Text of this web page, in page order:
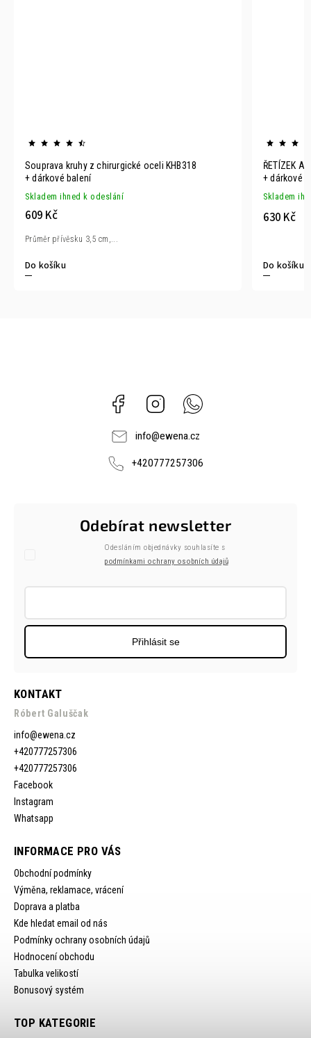
Souprava kruhy z chirurgické oceli KHB318
+ dárkové balení
Skladem ihned k odeslání
609 Kč
Do košíku
Průměr přívěsku 3,5 cm,...
ŘETÍZEK A
+ dárkové
Skladem
630 Kč
Do košíku
Facebook Instagram
info@ewena.cz
+420777257306
KONTAKT
Róbert Galuščak
info@ewena.cz
+420777257306
+420777257306
Facebook
Instagram
Whatsapp
INFORMACE PRO VÁS
Obchodní podmínky
Výměna, reklamace, vrácení
Doprava a platba
Kde hledat email od nás
Podmínky ochrany osobních údajů
Hodnocení obchodu
Tabulka velikostí
Bonusový systém
Odebírat newsletter
Odesláním objednávky souhlasíte s
podmínkami ochrany osobních údajů
Přihlásit se
TOP KATEGORIE